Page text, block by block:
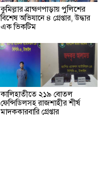
কুমিল্লার ব্রাহ্মণপাড়ায় পুলিশের
বিশেষ অভিযানে ৪ গ্রেপ্তার, উদ্ধার
এক ভিকটিম
কালিহাতীতে ২১৯ বোতল
ফেন্সিডিলসহ রাজশাহীর শীর্ষ
মাদককারবারি গ্রেপ্তার